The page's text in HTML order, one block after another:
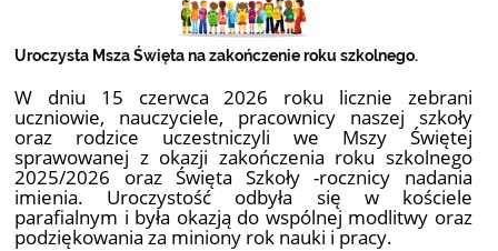
Uroczysta Msza Święta na zakończenie roku szkolnego.
W dniu 15 czerwca 2026 roku licznie zebrani
uczniowie, nauczyciele, pracownicy naszej szkoły
oraz rodzice uczestniczyli we Mszy Świętej
sprawowanej z okazji zakończenia roku szkolnego
2025/2026 oraz Święta Szkoły -rocznicy nadania
imienia. Uroczystość odbyła się w kościele
parafialnym i była okazją do wspólnej modlitwy oraz
podziękowania za miniony rok nauki i pracy.